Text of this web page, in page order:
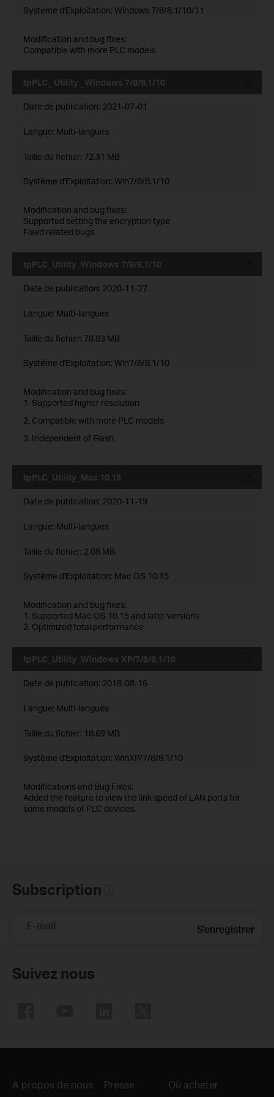
Système d'Exploitation: Windows 7/8/8.1/10/11
Modification and bug fixes:
Compatible with more PLC models
tpPLC_ Utility _Windows 7/8/8.1/10
Date de publication: 2021-07-01
Langue: Multi-langues
Taille du fichier: 72.31 MB
Système d'Exploitation: Win7/8/8.1/10
Modification and bug fixes:
Supported setting the encryption type
Fixed related bugs
tpPLC_Utility_Windows 7/8/8.1/10
Date de publication: 2020-11-27
Langue: Multi-langues
Taille du fichier: 78.83 MB
Système d'Exploitation: Win7/8/8.1/10
Modification and bug fixes:
1. Supported higher resolution
2. Compatible with more PLC models
3. Independent of Flash
tpPLC_Utility_Mac 10.15
Date de publication: 2020-11-19
Langue: Multi-langues
Taille du fichier: 2.08 MB
Système d'Exploitation: Mac OS 10.15
Modification and bug fixes:
1. Supported Mac OS 10.15 and later versions
2. Optimized total performance
tpPLC_Utility_Windows XP/7/8/8.1/10
Date de publication: 2018-08-16
Langue: Multi-langues
Taille du fichier: 18.69 MB
Système d'Exploitation: WinXP/7/8/8.1/10
Modifications and Bug Fixes:
Added the feature to view the link speed of LAN ports for
some models of PLC devices.
Subscription
E-mail S'enregistrer
Suivez nous
A propos de nous Presse Où acheter